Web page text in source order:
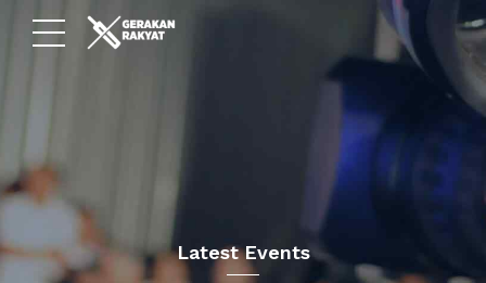
Latest Events